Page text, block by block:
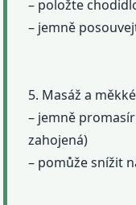
– položte
– jemně
5. Masáž a
– jemně
zahojená)
– pomůže snížit